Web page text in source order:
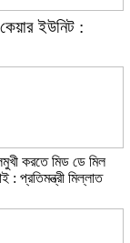
ইউনিট :
করতে মিড ডে মিল
: প্রতিমন্ত্রী মিল্লাত